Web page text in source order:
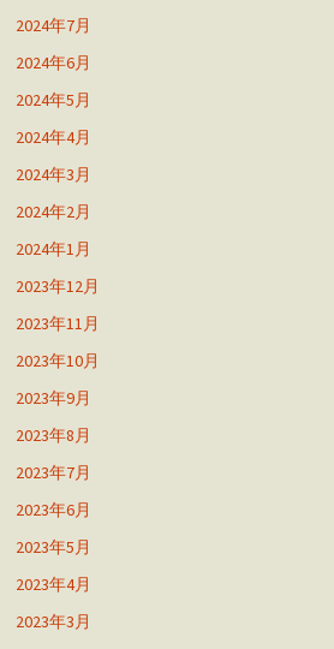
2024年7月
2024年6月
2024年5月
2024年4月
2024年3月
2024年2月
2024年1月
2023年12月
2023年11月
2023年10月
2023年9月
2023年8月
2023年7月
2023年6月
2023年5月
2023年4月
2023年3月